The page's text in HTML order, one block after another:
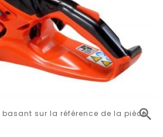

sur la référence de la pièce